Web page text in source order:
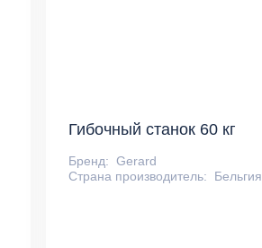
Гибочный станок 60 кг
Бренд: Gerard
Страна производитель:
Бельгия